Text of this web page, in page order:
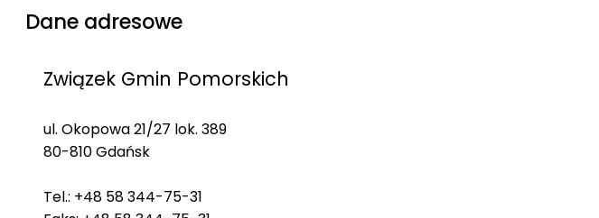
Dane adresowe
Związek Gmin Pomorskich
ul. Okopowa 21/27 lok. 389
80-810 Gdańsk
Tel.: +48 58 344-75-31